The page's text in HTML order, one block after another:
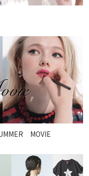
MOVIE